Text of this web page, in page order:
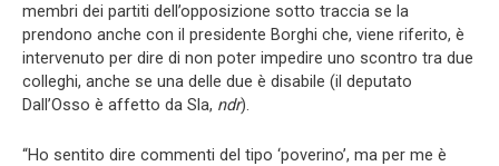
membri dei partiti dell’opposizione sotto traccia se la
prendono anche con il presidente Borghi che, viene riferito, è
intervenuto per dire di non poter impedire uno scontro tra due
colleghi, anche se una delle due è disabile (il deputato
Dall’Osso è affetto da Sla, ndr).
“Ho sentito dire commenti del tipo ‘poverino’, ma per me è